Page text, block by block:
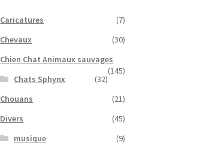
Caricatures
(7)
Chevaux
(30)
Chien Chat Animaux sauvages
(145)
Chats Sphynx
(32)
Chouans
(21)
Divers
(45)
musique
(9)